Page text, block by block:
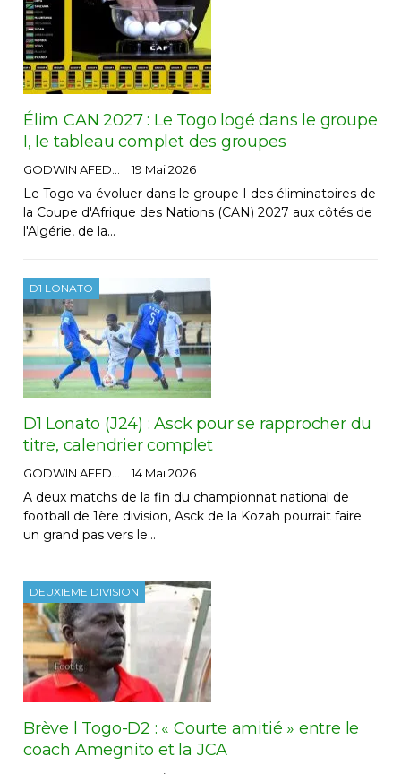
Élim CAN 2027 : Le Togo logé dans le groupe
I, Ie tableau complet des groupes
19 Mai 2026
Le Togo va évoluer dans le groupe I des éliminatoires de
la Coupe d'Afrique des Nations (CAN) 2027 aux côtés de
l'Algérie, de la…
D1 LONATO
D1 Lonato (J24) : Asck pour se rapprocher du
titre, calendrier complet
GODWIN AFEDO 14 Mai 2026
A deux matchs de la fin du championnat national de
football de 1ère division, Asck de la Kozah pourrait faire
un grand pas vers le…
DEUXIEME DIVISION
Brève l Togo-D2 : « Courte amitié » entre le
coach Amegnito et la JCA